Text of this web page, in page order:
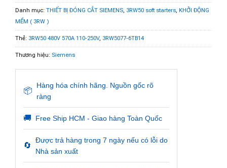
Danh mục: THIẾT BỊ ĐÓNG CẮT SIEMENS, 3RW50 soft starters, KHỞI ĐỘNG
MỀM ( 3RW )
Thẻ: 3RW50 480V 570A 110-250V, 3RW5077-6TB14
Thương hiệu: Siemens
📦
Hàng hóa chính hãng. Nguồn gốc rõ
ràng
🚚 Free Ship HCM - Giao hàng Toàn Quốc
🔄
Được trả hàng trong 7 ngày nếu có lỗi do
Nhà sản xuất